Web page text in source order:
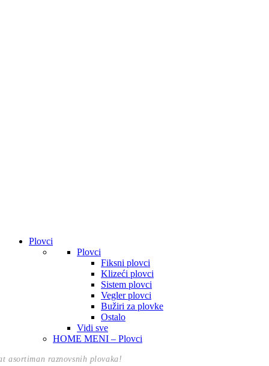
Plovci
Plovci
Fiksni plovci
Klizeći plovci
Sistem plovci
Vegler plovci
Bužiri za plovke
Ostalo
Vidi sve
HOME MENI – Plovci
asortiman raznovsnih plovaka!